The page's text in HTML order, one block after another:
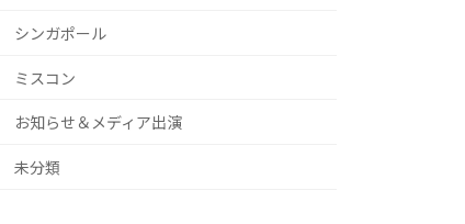
シンガポール
ミスコン
お知らせ＆メディア出演
未分類